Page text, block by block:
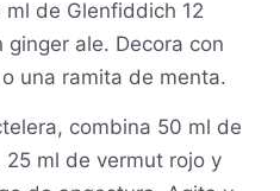
de Glenfiddich 12
ale. Decora con
una ramita de menta.
combina 50 ml de
25 ml de vermut rojo y